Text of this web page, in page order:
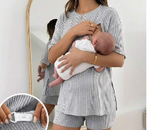
MaterniWear
$25.790